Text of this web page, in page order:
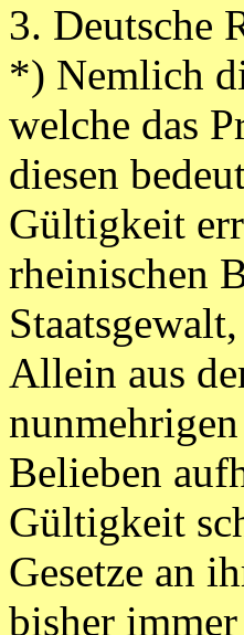
3. Deutsche
*) Nemlich
welche das
diesen
Gültigkeit
rheinischen
Allein aus
Belieben
Gültigkeit
Gesetze an
bisher